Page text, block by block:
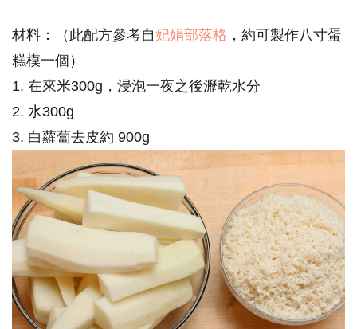
材料：（此配方參考自妃娟部落格 ，約可製作八寸蛋
糕模一個）
1. 在來米300g，浸泡一夜之後瀝乾水分
2. 水300g
3. 白蘿蔔去皮約 900g